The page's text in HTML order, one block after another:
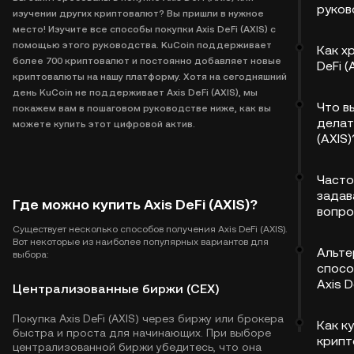
изучении других криптовалют? Вы пришли в нужное
место! Изучите все способы покупки Axis DeFi (AXIS) с
помощью этого руководства. KuCoin поддерживает
более 700 криптовалют и постоянно добавляет новые
криптовалюты на нашу платформу. Хотя на сегодняшний
день KuCoin не поддерживает Axis DeFi (AXIS), мы
покажем вам в пошаговом руководстве ниже, как вы
можете купить этот цифровой актив.
Где можно купить Axis DeFi (AXIS)?
Существует несколько способов получения Axis DeFi (AXIS).
Вот некоторые из наиболее популярных вариантов для
выбора:
Централизованные биржи (CEX)
Покупка Axis DeFi (AXIS) через биржу или брокера
быстра и проста для начинающих. При выборе
централизованной биржи убедитесь, что она
Как
DeFi
Что
Часто
Axis
Как